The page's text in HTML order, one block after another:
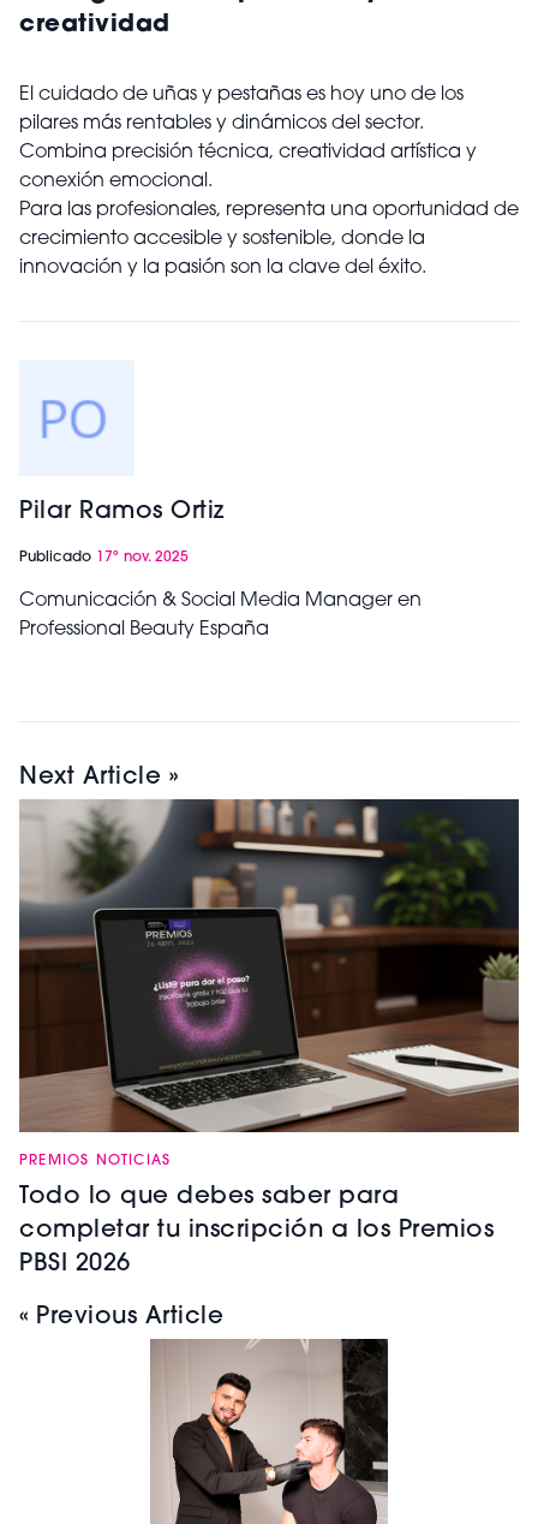
creatividad
El cuidado de uñas y pestañas es hoy uno de los
pilares más rentables y dinámicos del sector.
Combina precisión técnica, creatividad artística y
conexión emocional.
Para las profesionales, representa una oportunidad de
crecimiento accesible y sostenible, donde la
innovación y la pasión son la clave del éxito.
Pilar Ramos Ortiz
Publicado 17º nov. 2025
Comunicación & Social Media Manager en
Professional Beauty España
Next Article »
PREMIOS NOTICIAS
Todo lo que debes saber para
completar tu inscripción a los Premios
PBSI 2026
« Previous Article